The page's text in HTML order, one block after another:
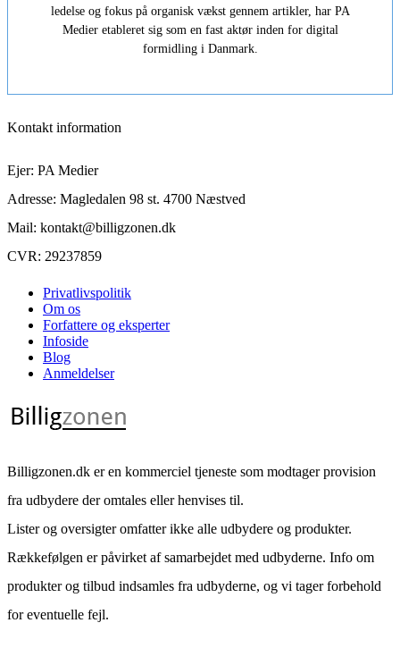
ledelse og fokus på organisk vækst gennem artikler, har PA
Medier etableret sig som en fast aktør inden for digital
formidling i Danmark.
Kontakt information
Ejer: PA Medier
Adresse: Magledalen 98 st. 4700 Næstved
Mail: kontakt@billigzonen.dk
CVR: 29237859
Privatlivspolitik
Om os
Forfattere og eksperter
Infoside
Blog
Anmeldelser
Billigzonen.dk er en kommerciel tjeneste som modtager provision
fra udbydere der omtales eller henvises til.
Lister og oversigter omfatter ikke alle udbydere og produkter.
Rækkefølgen er påvirket af samarbejdet med udbyderne. Info om
produkter og tilbud indsamles fra udbyderne, og vi tager forbehold
for eventuelle fejl.